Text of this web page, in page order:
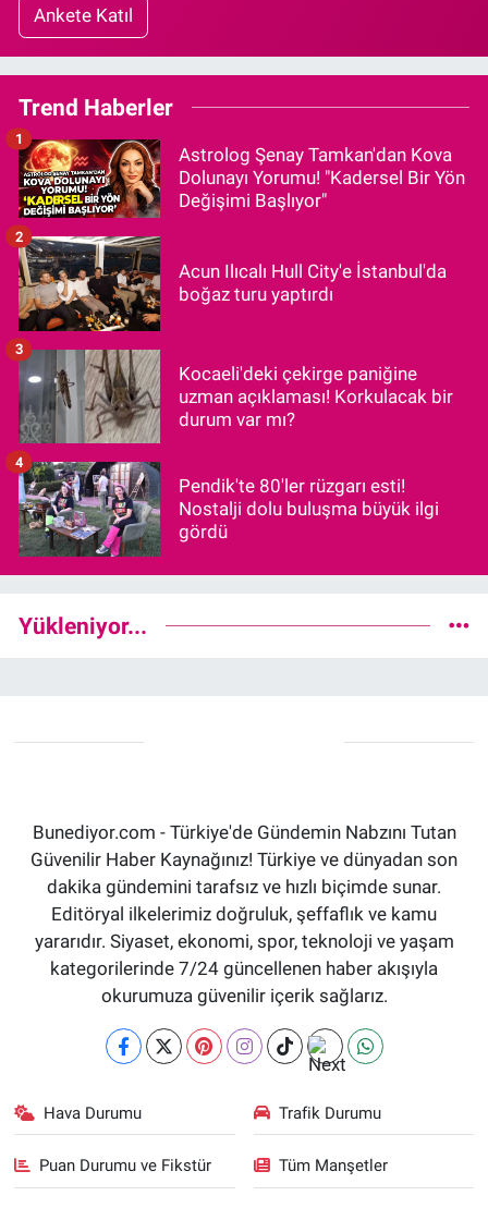
Ankete Katıl
Trend Haberler
Astrolog Şenay Tamkan'dan Kova
Dolunayı Yorumu! "Kadersel Bir Yön
Değişimi Başlıyor"
1
Acun Ilıcalı Hull City'e İstanbul'da
boğaz turu yaptırdı
2
Kocaeli'deki çekirge paniğine
uzman açıklaması! Korkulacak bir
durum var mı?
3
Pendik'te 80'ler rüzgarı esti!
Nostalji dolu buluşma büyük ilgi
gördü
4
Yükleniyor...
Bunediyor.com - Türkiye'de Gündemin Nabzını Tutan
Güvenilir Haber Kaynağınız! Türkiye ve dünyadan son
dakika gündemini tarafsız ve hızlı biçimde sunar.
Editöryal ilkelerimiz doğruluk, şeffaflık ve kamu
yararıdır. Siyaset, ekonomi, spor, teknoloji ve yaşam
kategorilerinde 7/24 güncellenen haber akışıyla
okurumuza güvenilir içerik sağlarız.
Hava Durumu Trafik Durumu
Puan Durumu ve Fikstür Tüm Manşetler